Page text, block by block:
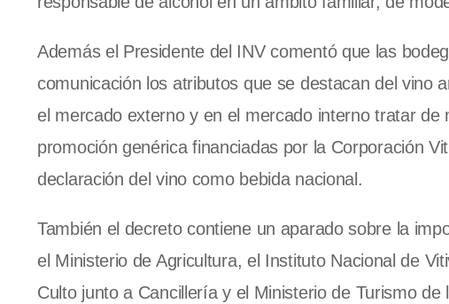
Además el Presidente del INV comentó que las
comunicación los atributos que se destacan del vino
el mercado externo y en el mercado interno tratar
promoción genérica financiadas por la Corporación
declaración del vino como bebida nacional.
También el decreto contiene un aparado sobre la
el Ministerio de Agricultura, el Instituto Nacional de
Culto junto a Cancillería y el Ministerio de Turismo